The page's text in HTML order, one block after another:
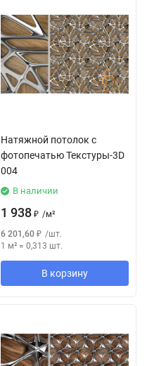
Натяжной потолок с
фотопечатью Текстуры-3D
004
В наличии
1 938 ₽ /м²
6 201,60 ₽ /шт.
1 м² = 0,313 шт.
В корзину